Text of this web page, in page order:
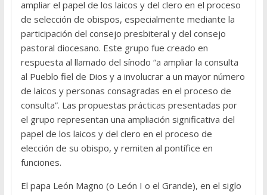
ampliar el papel de los laicos y del clero en el proceso
de selección de obispos, especialmente mediante la
participación del consejo presbiteral y del consejo
pastoral diocesano. Este grupo fue creado en
respuesta al llamado del sínodo “a ampliar la consulta
al Pueblo fiel de Dios y a involucrar a un mayor número
de laicos y personas consagradas en el proceso de
consulta”. Las propuestas prácticas presentadas por
el grupo representan una ampliación significativa del
papel de los laicos y del clero en el proceso de
elección de su obispo, y remiten al pontífice en
funciones.
El papa León Magno (o León I o el Grande), en el siglo